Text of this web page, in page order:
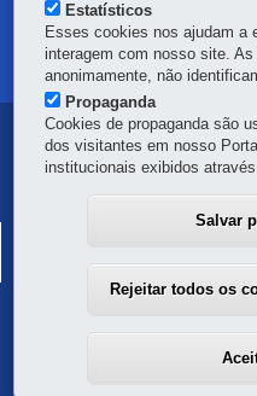
MAPA DO SITE
Navegação
principal
SISTEMA PÚBLICO
Estatísticos
Esses cookies nos ajudam a
interagem com nosso site.
anonimamente, não
Propaganda
Cookies de propaganda são
dos visitantes em nosso
institucionais exibidos
Salvar
Rejeitar todos os